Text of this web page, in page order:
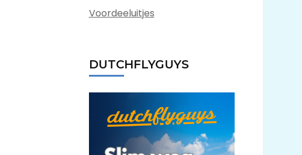
Voordeeluitjes
DUTCHFLYGUYS